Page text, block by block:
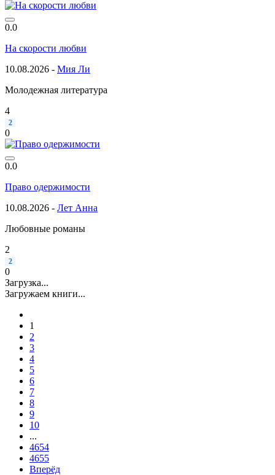
0.0
На скорости любви
10.08.2026 - Мия Ли
Молодежная литература
4
2
0
0.0
Право одержимости
10.08.2026 - Лет Анна
Любовные романы
2
2
0
Загрузка...
Загружаем книги...
1
2
3
4
5
6
7
8
9
10
...
4654
4655
Вперёд